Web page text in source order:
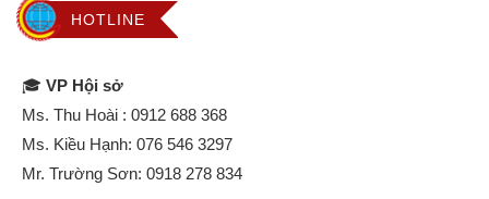
HOTLINE
🎓 VP Hội sở
Ms. Thu Hoài : 0912 688 368
Ms. Kiều Hạnh: 076 546 3297
Mr. Trường Sơn: 0918 278 834